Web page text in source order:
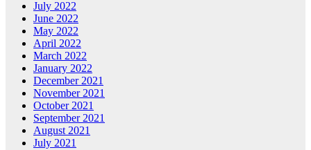
July 2022
June 2022
May 2022
April 2022
March 2022
January 2022
December 2021
November 2021
October 2021
September 2021
August 2021
July 2021